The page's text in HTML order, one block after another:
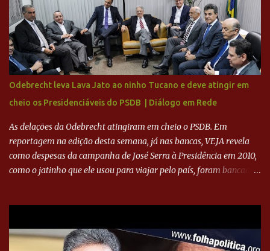
investimentos no departamento de futebol. O projeto apresentado
para a recuperação do Cruzeiro, o aporte financeiro inicial, com
Ronaldo sendo solidário à dívida de R$ 1 bilhão a partir de agora,
mais o peso que o ex-atacante tem no mundo do futebol, além de
sua história na Raposa, pesaram para que um dos mais icônicos
camisas 9 acertasse a compra do clube. Fonte: Itatiaia Fonte:
ADVOGADO DO CRUZEIRO NA SAF EXPLICA SITUAÇÃO DO
CRUZEIRO - RONALDO COMPROU 90% DAS AÇÕES DO CLUBE
Odebrecht leva Lava Jato ao ninho Tucano e deve atingir em
cheio os Presidenciáveis do PSDB | Diálogo em Rede
As delações da Odebrecht atingiram em cheio o PSDB. Em
reportagem na edição desta semana, já nas bancas, VEJA revela
como despesas da campanha de José Serra à Presidência em 2010,
como o jatinho que ele usou para viajar pelo país, foram bancadas
Executiva Nacional do PSDB (Valter Campanato/Agência Brasil) O
texto também põe fim a um mistério: três fontes confirmaram à